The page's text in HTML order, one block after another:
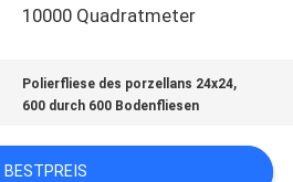
10000 Quadratmeter
Polierfliese des porzellans 24x24,
600 durch 600 Bodenfliesen
BESTPREIS